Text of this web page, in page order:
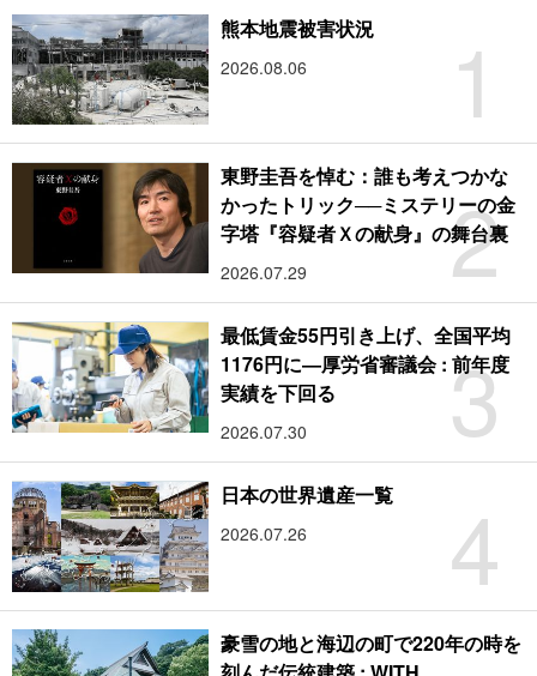
1
熊本地震被害状況
2026.08.06
2
東野圭吾を悼む：誰も考えつかな
かったトリック──ミステリーの金
字塔『容疑者Ｘの献身』の舞台裏
2026.07.29
3
最低賃金55円引き上げ、全国平均
1176円に―厚労省審議会 : 前年度
実績を下回る
2026.07.30
4
日本の世界遺産一覧
2026.07.26
豪雪の地と海辺の町で220年の時を